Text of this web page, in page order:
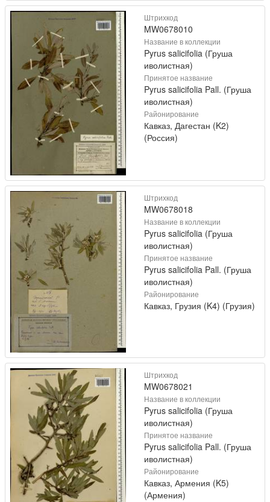
Штрихкод
MW0678010
Название в коллекции
Pyrus salicifolia (Груша
иволистная)
Принятое название
Pyrus salicifolia Pall. (Груша
иволистная)
Районирование
Кавказ, Дагестан (K2)
(Россия)
Штрихкод
MW0678018
Название в коллекции
Pyrus salicifolia (Груша
иволистная)
Принятое название
Pyrus salicifolia Pall. (Груша
иволистная)
Районирование
Кавказ, Грузия (K4) (Грузия)
Штрихкод
MW0678021
Название в коллекции
Pyrus salicifolia (Груша
иволистная)
Принятое название
Pyrus salicifolia Pall. (Груша
иволистная)
Районирование
Кавказ, Армения (K5)
(Армения)